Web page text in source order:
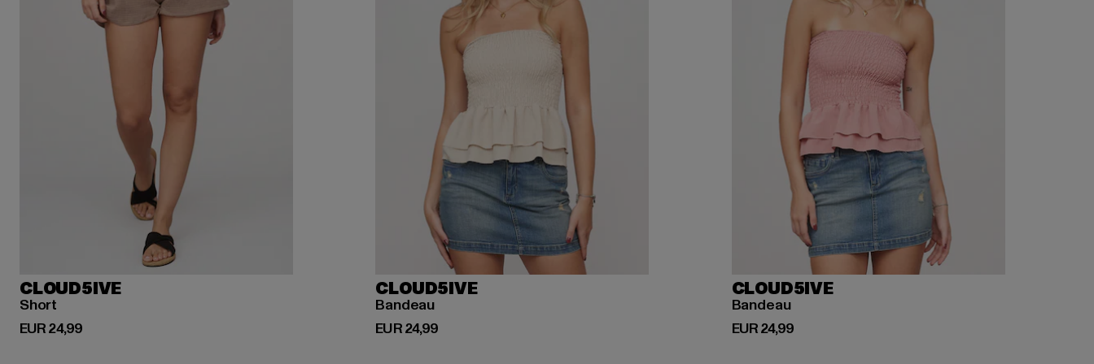
CLOUD5IVE
Short
EUR 24,99
Derzeitiger Preis: EUR 24,99
CLOUD5IVE
Bandeau
EUR 24,99
Derzeitiger Preis: EUR 24,99
CLOUD5IVE
Bandeau
EUR 24,99
Derzeitiger Preis: EUR 24,99